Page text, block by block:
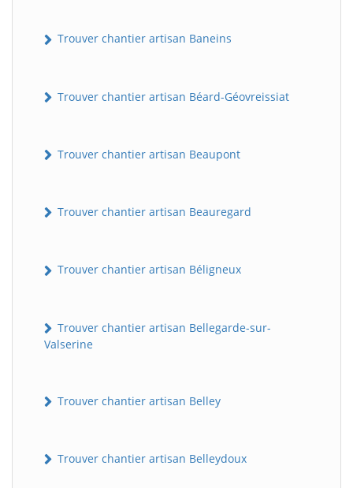
Trouver chantier artisan Baneins
Trouver chantier artisan Béard-Géovreissiat
Trouver chantier artisan Beaupont
Trouver chantier artisan Beauregard
Trouver chantier artisan Béligneux
Trouver chantier artisan Bellegarde-sur-
Valserine
Trouver chantier artisan Belley
Trouver chantier artisan Belleydoux